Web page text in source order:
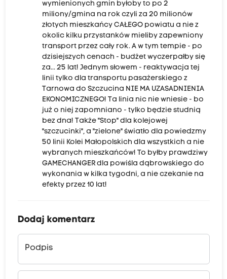
wymienionych gmin byłoby to po 2
miliony/gmina na rok czyli za 20 milionów
złotych mieszkańcy CAŁEGO powiatu a nie z
okolic kilku przystanków mieliby zapewniony
transport przez cały rok. A w tym tempie - po
dzisiejszych cenach - budżet wyczerpałby się
za... 25 lat! Jednym słowem - reaktywacja tej
linii tylko dla transportu pasażerskiego z
Tarnowa do Szczucina NIE MA UZASADNIENIA
EKONOMICZNEGO! Ta linia nic nie wniesie - bo
już o niej zapomniano - tylko będzie studnią
bez dna! Także "Stop" dla kolejowej
"szczucinki", a "zielone" światło dla powiedzmy
50 linii Kolei Małopolskich dla wszystkich a nie
wybranych mieszkańców! To byłby prawdziwy
GAMECHANGER dla powiśla dąbrowskiego do
wykonania w kilka tygodni, a nie czekanie na
efekty przez 10 lat!
Dodaj komentarz
Podpis